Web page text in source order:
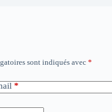
sont indiqués avec *
*